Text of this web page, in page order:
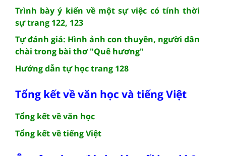
Trình bày ý kiến về một sự việc có tính thời
sự trang 122, 123
Tự đánh giá: Hình ảnh con thuyền, người dân
chài trong bài thơ "Quê hương"
Hướng dẫn tự học trang 128
Tổng kết về văn học và tiếng Việt
Tổng kết về văn học
Tổng kết về tiếng Việt